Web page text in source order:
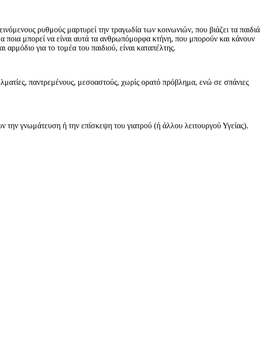
ρυθμούς μαρτυρεί την τραγωδία των κοινωνιών, που βιάζει τα παιδιά
ποια μπορεί να είναι αυτά τα ανθρωπόμορφα κτήνη, που μπορούν και κάνουν
για το τομέα του παιδιού, είναι καταπέλτης.
παντρεμένους, μεσοαστούς, χωρίς ορατό πρόβλημα, ενώ σε σπάνιες
γνωμάτευση ή την επίσκεψη του γιατρού (ή άλλου λειτουργού Υγείας).